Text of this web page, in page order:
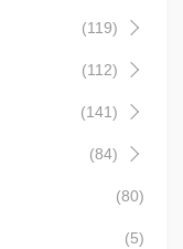
(119)
(112)
(141)
(84)
(80)
(5)